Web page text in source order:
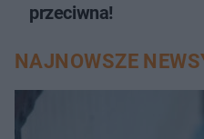
przeciwna!
NAJNOWSZE